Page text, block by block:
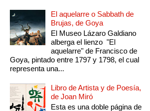
El aquelarre o Sabbath de
Brujas, de Goya
El Museo Lázaro Galdiano
alberga el lienzo "El
aquelarre" de Francisco de
Goya, pintado entre 1797 y 1798, el cual
representa una...
Libro de Artista y de Poesía,
de Joan Miró
Esta es una doble página de